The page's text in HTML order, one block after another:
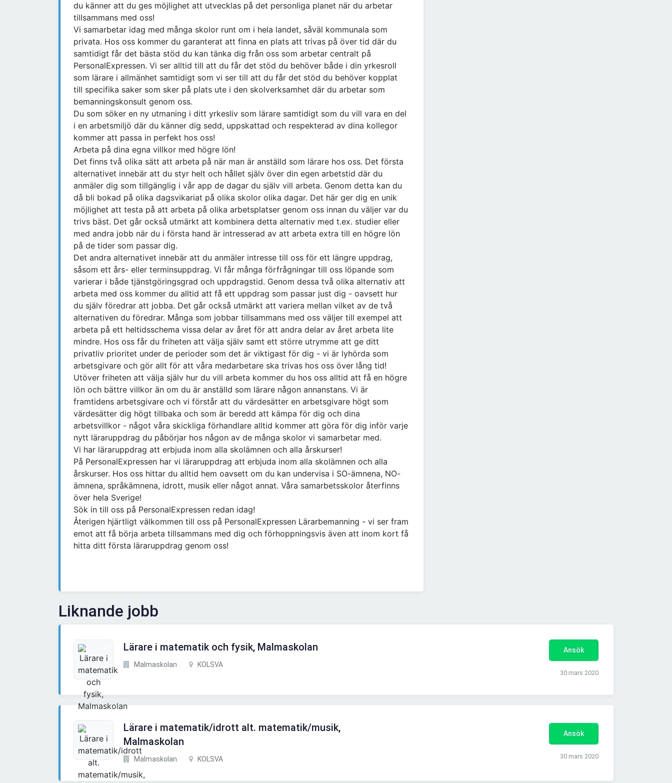
du känner att du ges möjlighet att utvecklas på det personliga planet när du arbetar
tillsammans med oss!
Vi samarbetar idag med många skolor runt om i hela landet, såväl kommunala som
privata. Hos oss kommer du garanterat att finna en plats att trivas på över tid där du
samtidigt får det bästa stöd du kan tänka dig från oss som arbetar centralt på
PersonalExpressen. Vi ser alltid till att du får det stöd du behöver både i din yrkesroll
som lärare i allmänhet samtidigt som vi ser till att du får det stöd du behöver kopplat
till specifika saker som sker på plats ute i den skolverksamhet där du arbetar som
bemanningskonsult genom oss.
Du som söker en ny utmaning i ditt yrkesliv som lärare samtidigt som du vill vara en del
i en arbetsmiljö där du känner dig sedd, uppskattad och respekterad av dina kollegor
kommer att passa in perfekt hos oss!
Arbeta på dina egna villkor med högre lön!
Det finns två olika sätt att arbeta på när man är anställd som lärare hos oss. Det första
alternativet innebär att du styr helt och hållet själv över din egen arbetstid där du
anmäler dig som tillgänglig i vår app de dagar du själv vill arbeta. Genom detta kan du
då bli bokad på olika dagsvikariat på olika skolor olika dagar. Det här ger dig en unik
möjlighet att testa på att arbeta på olika arbetsplatser genom oss innan du väljer var du
trivs bäst. Det går också utmärkt att kombinera detta alternativ med t.ex. studier eller
med andra jobb när du i första hand är intresserad av att arbeta extra till en högre lön
på de tider som passar dig.
Det andra alternativet innebär att du anmäler intresse till oss för ett längre uppdrag,
såsom ett års- eller terminsuppdrag. Vi får många förfrågningar till oss löpande som
varierar i både tjänstgöringsgrad och uppdragstid. Genom dessa två olika alternativ att
arbeta med oss kommer du alltid att få ett uppdrag som passar just dig - oavsett hur
du själv föredrar att jobba. Det går också utmärkt att variera mellan vilket av de två
alternativen du föredrar. Många som jobbar tillsammans med oss väljer till exempel att
arbeta på ett heltidsschema vissa delar av året för att andra delar av året arbeta lite
mindre. Hos oss får du friheten att välja själv samt ett större utrymme att ge ditt
privatliv prioritet under de perioder som det är viktigast för dig - vi är lyhörda som
arbetsgivare och gör allt för att våra medarbetare ska trivas hos oss över lång tid!
Utöver friheten att välja själv hur du vill arbeta kommer du hos oss alltid att få en högre
lön och bättre villkor än om du är anställd som lärare någon annanstans. Vi är
framtidens arbetsgivare och vi förstår att du värdesätter en arbetsgivare högt som
värdesätter dig högt tillbaka och som är beredd att kämpa för dig och dina
arbetsvillkor - något våra skickliga förhandlare alltid kommer att göra för dig inför varje
nytt läraruppdrag du påbörjar hos någon av de många skolor vi samarbetar med.
Vi har läraruppdrag att erbjuda inom alla skolämnen och alla årskurser!
På PersonalExpressen har vi läraruppdrag att erbjuda inom alla skolämnen och alla
årskurser. Hos oss hittar du alltid hem oavsett om du kan undervisa i SO-ämnena, NO-
ämnena, språkämnena, idrott, musik eller något annat. Våra samarbetsskolor återfinns
över hela Sverige!
Sök in till oss på PersonalExpressen redan idag!
Återigen hjärtligt välkommen till oss på PersonalExpressen Lärarbemanning - vi ser fram
emot att få börja arbeta tillsammans med dig och förhoppningsvis även att inom kort få
hitta ditt första läraruppdrag genom oss!
Liknande jobb
Lärare i matematik och fysik, Malmaskolan
Malmaskolan KOLSVA
Ansök
30 mars 2020
Lärare i matematik/idrott alt. matematik/musik,
Malmaskolan
Malmaskolan KOLSVA
Ansök
30 mars 2020